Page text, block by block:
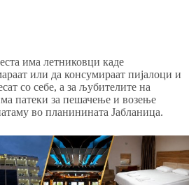
има летниковци каде
или да консумираат пијалоци и
со себе, а за љубителите на
патеки за пешачење и возење
во планинината Јабланица.